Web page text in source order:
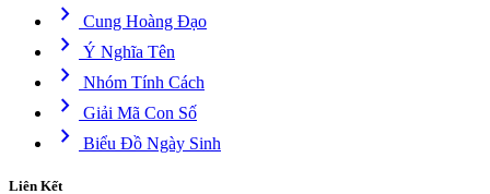
chevron_right Cung Hoàng Đạo
chevron_right Ý Nghĩa Tên
chevron_right Nhóm Tính Cách
chevron_right Giải Mã Con Số
chevron_right Biểu Đồ Ngày Sinh
Liên Kết